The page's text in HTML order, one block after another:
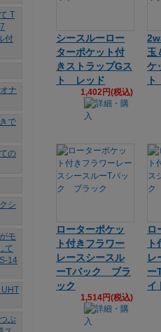
シースルーロー
ターポケット付
きストラップGス
ト レッド
1,402円(税込)
玉
ケ
ローターポケッ
ト付きフラワー
レースシースル
ーTバック ブラ
ック
1,514円(税込)
ロ
レ
ー
イ